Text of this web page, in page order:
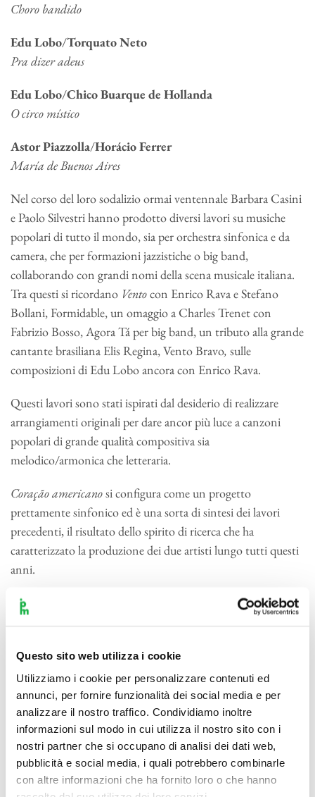
Questo sito web utilizza i cookie
Utilizziamo i cookie per personalizzare contenuti ed
annunci, per fornire funzionalità dei social media e per
analizzare il nostro traffico. Condividiamo inoltre
informazioni sul modo in cui utilizza il nostro sito con i
nostri partner che si occupano di analisi dei dati web,
pubblicità e social media, i quali potrebbero combinarle
con altre informazioni che ha fornito loro o che hanno
Choro bandido
Edu Lobo/Torquato Neto
Pra dizer adeus
Edu Lobo/Chico Buarque de Hollanda
O circo místico
Astor Piazzolla/Horácio Ferrer
María de Buenos Aires
Nel corso del loro sodalizio ormai ventennale Barbara Casini
e Paolo Silvestri hanno prodotto diversi lavori su musiche
popolari di tutto il mondo, sia per orchestra sinfonica e da
camera, che per formazioni jazzistiche o big band,
collaborando con grandi nomi della scena musicale italiana.
Tra questi si ricordano Ventocon Enrico Rava e Stefano
Bollani, Formidable, un omaggio a Charles Trenet con
Fabrizio Bosso, Agora Tá per big band, un tributo alla grande
cantante brasiliana Elis Regina, Vento Bravo, sulle
composizioni di Edu Lobo ancora con Enrico Rava.
Questi lavori sono stati ispirati dal desiderio di realizzare
arrangiamenti originali per dare ancor più luce a canzoni
popolari di grande qualità compositiva sia
melodico/armonica che letteraria.
Coração americanosi configura come un progetto
prettamente sinfonico ed è una sorta di sintesi dei lavori
precedenti, il risultato dello spirito di ricerca che ha
caratterizzato la produzione dei due artisti lungo tutti questi
anni.
Il repertorio del concerto comprende sia brani di grandi
autori moderni come Chico Buarque de Hollanda, Edu
materiale più antico riconducibile alla forma del maxixe,
come in Corta-Jaca di Chiquinha Gonzaga, già citato da
Darius Milhaud nel suo Le Boeuf sur le toit, e dellochoro
come nel caso di Odeon di Ernesto Nazareth, spesso
classificato come “tango brasiliano”.
E a proposito di tango, il concerto si conclude con María de
Buenos Aires di Astor Piazzolla, tratto dall’omonima opera